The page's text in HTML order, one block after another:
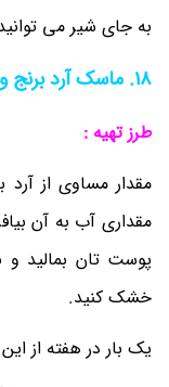
به جای شیر می
18. ماسک آرد برنج و پودر
طرز تهیه :
مقدار مساوی از آرد
مقداری آب به آن
پوست تان بمالید
خشک کنید.
یک بار در هفته از